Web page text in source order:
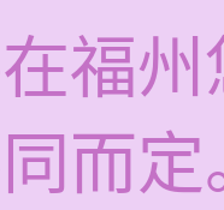
福
而定